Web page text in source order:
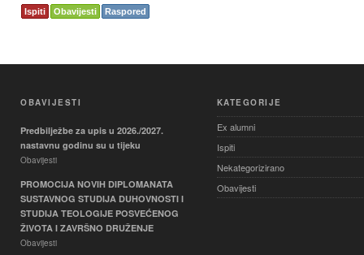
Ispiti Obavijesti Raspored
OBAVIJESTI
Predbilježbe za upis u 2026./2027.
nastavnu godinu su u tijeku
Obavijesti
PROMOCIJA NOVIH DIPLOMANATA
SUSTAVNOG STUDIJA DUHOVNOSTI I
STUDIJA TEOLOGIJE POSVEĆENOG
ŽIVOTA I ZAVRŠNO DRUŽENJE
Obavijesti
KATEGORIJE
Ex alumni
Ispiti
Nekategorizirano
Obavijesti